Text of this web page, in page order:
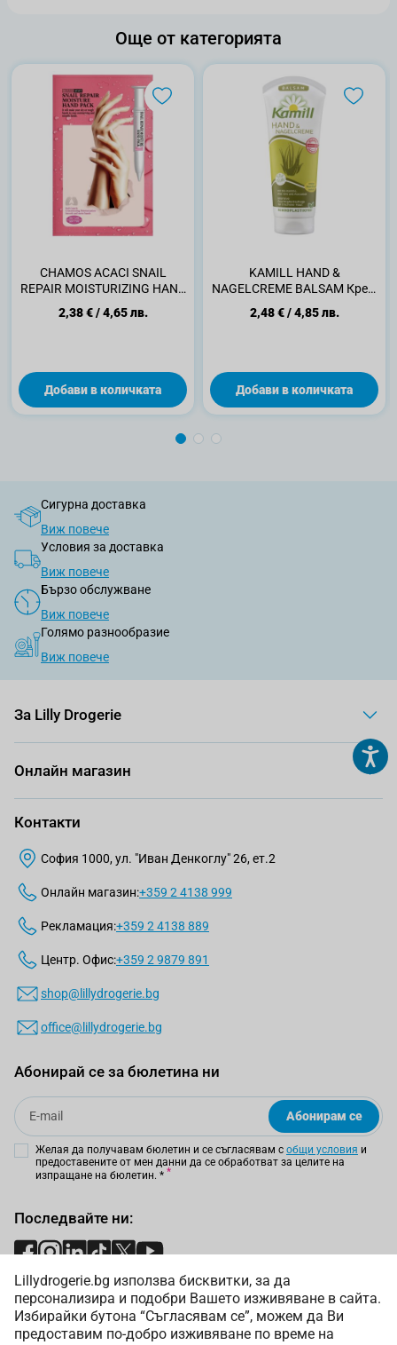
Lillydrogerie.bg използва бисквитки, за да
персонализира и подобри Вашето изживяване в сайта.
Избирайки бутона “Съгласявам се”, можем да Ви
предоставим по-добро изживяване по време на
Още от категорията
CHAMOS ACACI SNAIL
REPAIR MOISTURIZING HAND
2,38 €/4,65 лв.
Добави в количката
KAMILL HAND &
NAGELCREME BALSAM Крем
2,48 €/4,85 лв.
Добави в количката
Сигурна доставка
Виж повече
Условия за доставка
Виж повече
Бързо обслужване
Виж повече
Голямо разнообразие
Виж повече
За Lilly Drogerie
Онлайн магазин
Контакти
София 1000, ул. "Иван Денкоглу" 26, ет.2
Онлайн магазин:+359 2 4138 999
Рекламация:+359 2 4138 889
Центр. Офис:+359 2 9879 891
shop@lillydrogerie.bg
office@lillydrogerie.bg
Абонирай се за бюлетина ни
Email
Абонирам се
Желая да получавам бюлетин и се съгласявам с общи условия и
предоставените от мен данни да се обработват за целите на
изпращане на бюлетин. *
Последвайте ни:
Начини на плащане: